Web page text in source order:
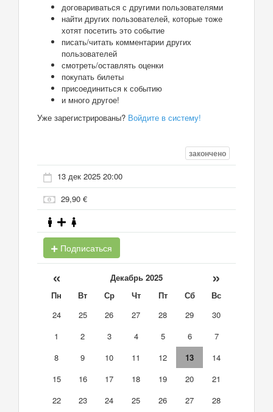
договариваться с другими пользователями
найти других пользователей, которые тоже
хотят посетить это событие
писать/читать комментарии других
пользователей
смотреть/оставлять оценки
покупать билеты
присоединиться к событию
и много другое!
Уже зарегистрированы? Войдите в систему!
закончено
13 дек 2025 20:00
29,90 €
Подписаться
« Декабрь 2025 »
Пн Вт Ср Чт Пт Сб
Вс
24
25 26 27 28 29
30
1
2 3 4 5 6
7
8
9 10 11 12 13
14
15
16 17 18 19 20
21
22
23 24 25 26 27
28